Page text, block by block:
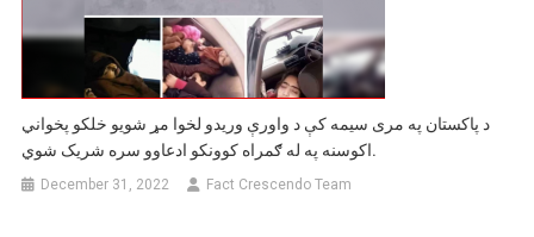
د پاکستان په مری سیمه کې د واورې وریدو لخوا مړ شويو خلکو پخواني
اکوسنه په له ګمراه کوونکو ادعاوو سره شریک شوي.
December 31, 2022 Fact Crescendo Team